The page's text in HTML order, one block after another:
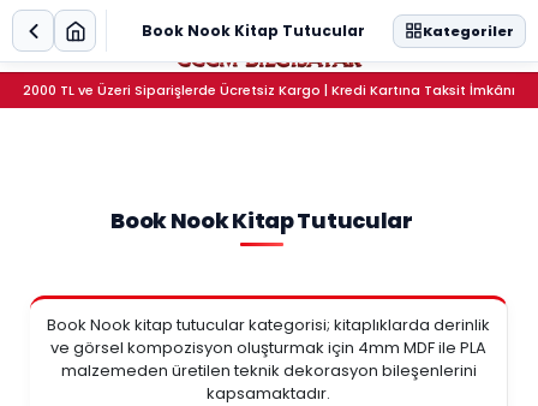
2000 TL ve Üzeri Siparişlerde Ücretsiz Kargo | Kredi Kartına Taksit İmkânı
0
Book Nook Kitap Tutucular
Book Nook kitap tutucular kategorisi; kitaplıklarda derinlik
ve görsel kompozisyon oluşturmak için 4mm MDF ile PLA
malzemeden üretilen teknik dekorasyon bileşenlerini
kapsamaktadır.
Book Nook Kitap Tutucular Kategoriler